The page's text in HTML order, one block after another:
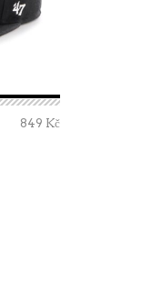
849 Kč